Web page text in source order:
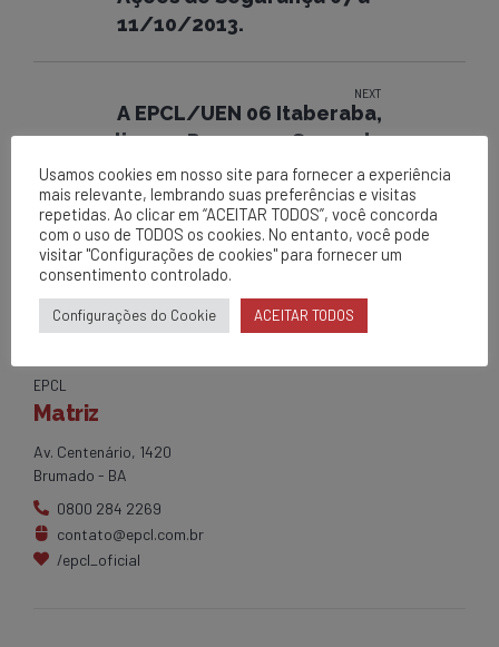
11/10/2013.
NEXT
A EPCL/UEN 06 Itaberaba,
realizou o Programa Segunda
Mais Segura.
EPCL
Matriz
Av. Centenário, 1420
Brumado - BA
0800 284 2269
contato@epcl.com.br
/epcl_oficial
Usamos cookies em nosso site para fornecer a experiência
mais relevante, lembrando suas preferências e visitas
repetidas. Ao clicar em “ACEITAR TODOS”, você concorda
com o uso de TODOS os cookies. No entanto, você pode
visitar "Configurações de cookies" para fornecer um
consentimento controlado.
Configurações do Cookie ACEITAR TODOS